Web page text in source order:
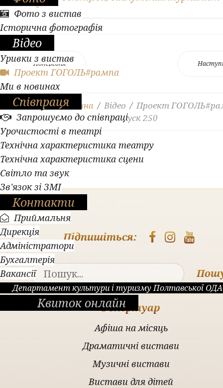
Фото з вистав
Історична фотографія
Відео
Уривки з вистав
Проект ГОГОЛЬ#рампа
Ми в новинах
Співпраця
Запрошуємо до співпраці
Урочистості в театрі
Технічна характеристика театру
Технічна характеристика сцени
Світло та звук
Зв'язок зі ЗМІ
Контакти
Приймальня
Дирекція
Адміністратори
Бухгалтерія
Вакансії
Департамент культури і туризму Полтавської ОДА
Квиток онлайн
України
Попередня
Ви тут:Головна Відео
Проект
Легендарні образи. Випуск 250
Підпишіться:
Репертуар
Афіша на місяць
Драматичні вистави
Музичні вистави
Вистави для дітей